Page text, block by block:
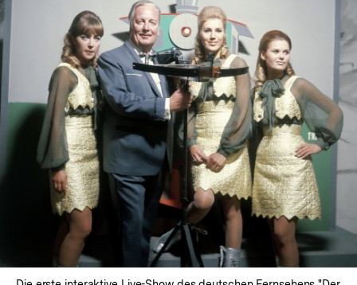
In
Lightbox
öffnen